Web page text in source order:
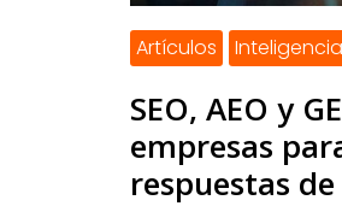
Artículos
SEO, AEO y
empresas
respuestas